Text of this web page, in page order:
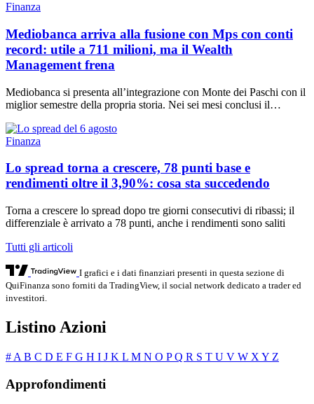
Finanza
Mediobanca arriva alla fusione con Mps con conti
record: utile a 711 milioni, ma il Wealth
Management frena
Mediobanca si presenta all’integrazione con Monte dei Paschi con il
miglior semestre della propria storia. Nei sei mesi conclusi il…
Finanza
Lo spread torna a crescere, 78 punti base e
rendimenti oltre il 3,90%: cosa sta succedendo
Torna a crescere lo spread dopo tre giorni consecutivi di ribassi; il
differenziale è arrivato a 78 punti, anche i rendimenti sono saliti
Tutti gli articoli
I grafici e i dati finanziari presenti in questa sezione di
QuiFinanza sono forniti da TradingView, il social network dedicato a trader ed
investitori.
Listino Azioni
# A B C D E F G H I J K L M N O PQ R S T U V W X Y Z
Approfondimenti